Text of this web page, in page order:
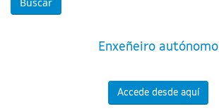
Enxeñeiro autónomo
Accede desde aquí